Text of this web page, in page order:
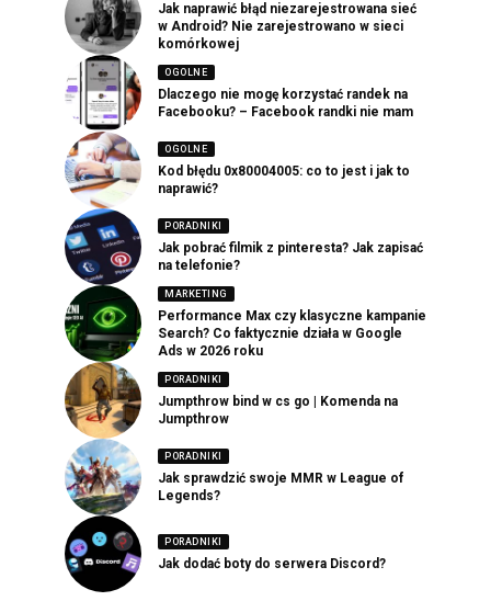
Jak naprawić błąd niezarejestrowana sieć
w Android? Nie zarejestrowano w sieci
komórkowej
OGOLNE
Dlaczego nie mogę korzystać randek na
Facebooku? – Facebook randki nie mam
OGOLNE
Kod błędu 0x80004005: co to jest i jak to
naprawić?
PORADNIKI
Jak pobrać filmik z pinteresta? Jak zapisać
na telefonie?
MARKETING
Performance Max czy klasyczne kampanie
Search? Co faktycznie działa w Google
Ads w 2026 roku
PORADNIKI
Jumpthrow bind w cs go | Komenda na
Jumpthrow
PORADNIKI
Jak sprawdzić swoje MMR w League of
Legends?
PORADNIKI
Jak dodać boty do serwera Discord?